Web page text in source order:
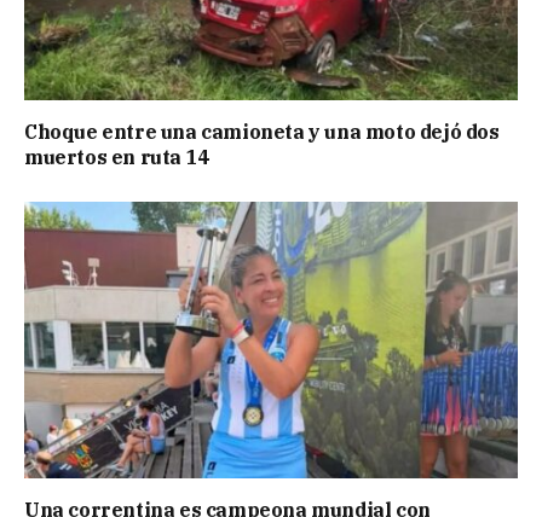
Choque entre una camioneta y una moto dejó dos
muertos en ruta 14
Una correntina es campeona mundial con